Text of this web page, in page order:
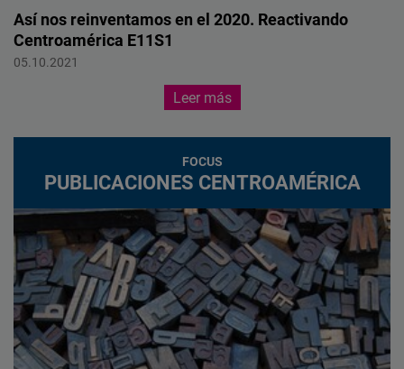
Leer más
Así nos reinventamos en el 2020. Reactivando
Centroamérica E11S1
Centroamérica
05.10.2021
FOCUS
PUBLICACIONES CENTROAMÉRICA